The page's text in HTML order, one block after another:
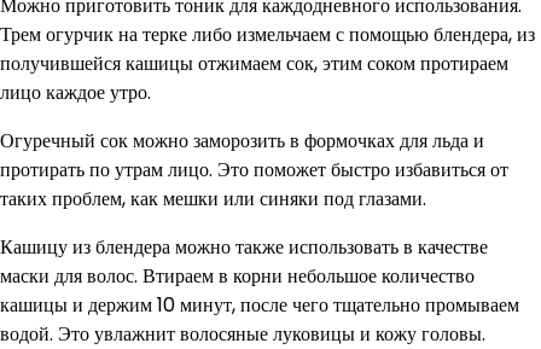
Трем огурчик на терке либо измельчаем с помощью блендера, из
получившейся кашицы отжимаем сок, этим соком протираем
лицо каждое утро.
Огуречный сок можно заморозить в формочках для льда и
протирать по утрам лицо. Это поможет быстро избавиться от
таких проблем, как мешки или синяки под глазами.
Кашицу из блендера можно также использовать в качестве
маски для волос. Втираем в корни небольшое количество
кашицы и держим 10 минут, после чего тщательно промываем
водой. Это увлажнит волосяные луковицы и кожу головы.